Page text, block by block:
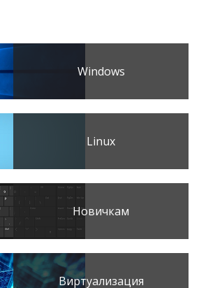
Windows
Linux
Новичкам
Виртуализация